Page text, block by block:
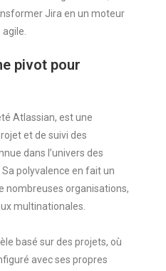
Jira en un moteur
pivot pour
Atlassian, est une
et de suivi des
dans l’univers des
polyvalence en fait un
nombreuses organisations,
multinationales.
basé sur des projets, où
avec ses propres